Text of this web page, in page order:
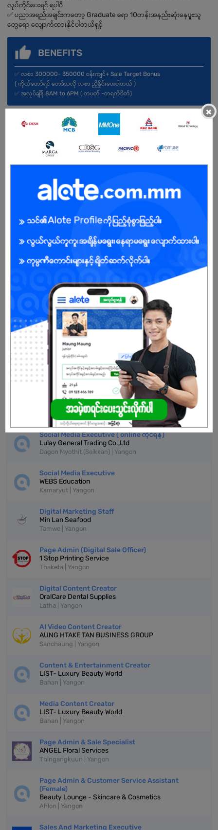
လုပ်ကိုင်ပေးရင် ရပါပီ
✅ ပညာအရည်အချင်းကတော့ Graduate ရော 10တန်းအနည်းဆုံးနေဖူးသူ
တွေရော လျောက်ထားနိုင်ပါတယ်ရှင့်
BENEFITS
✅ လစာ 300000- 350000 ဝန်းကျင်+ Sale Target Bonus
( ကိုယ်တော်ရင် တော်သလို လစာ ညှိနှိုင်းပေးပါတယ် )
✅ အလုပ်ချိန် 8AM to 6PM ( တပတ် -တရက်ပိတ်)
Open To : Male/Female
Already Expired
Don't have an account?
More Similar Jobs
Digital Marketing Staff
Borofone Myanmar
Mingalartaungnyunt | Yangon
Social Media Executive ( online ကိုင်ရန်)
Lulay General Trading Co.,Ltd
Dagon Myothit (Seikkan) | Yangon
Social Media Executive
WEBS Education
Kamaryut | Yangon
Digital Marketing Staff
Min Lan Seafood
Tamwe | Yangon
Page Admin (Digital Sale Officer)
1 Stop Printing Service
Thaketa | Yangon
Digital Content Creator
OralCare Dental Supplies
Latha | Yangon
AI Video Content Creator
AUNG HTAKE TAN BUSINESS GROUP
Sanchaung | Yangon
Content & Entertainment Creator
LIST- Luxury Beauty World
Bahan | Yangon
Media Content Creator
LIST- Luxury Beauty World
Bahan | Yangon
Page Admin & Sale Specialist
ANGEL Floral Services
Thingangkuun | Yangon
Page Admin & Customer Service Assistant
(Female)
Beauty Lounge - Skincare & Cosmetics
Ahlon | Yangon
Sales And Marketing Executive
×